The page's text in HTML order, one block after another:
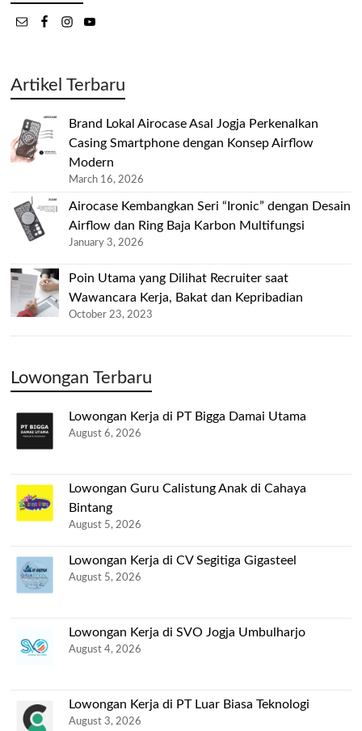
Artikel Terbaru
Brand Lokal Airocase Asal Jogja Perkenalkan
Casing Smartphone dengan Konsep Airflow
Modern
March 16, 2026
Airocase Kembangkan Seri “Ironic” dengan Desain
Airflow dan Ring Baja Karbon Multifungsi
January 3, 2026
Poin Utama yang Dilihat Recruiter saat
Wawancara Kerja, Bakat dan Kepribadian
October 23, 2023
Lowongan Terbaru
Lowongan Kerja di PT Bigga Damai Utama
August 6, 2026
Lowongan Guru Calistung Anak di Cahaya
Bintang
August 5, 2026
Lowongan Kerja di CV Segitiga Gigasteel
August 5, 2026
Lowongan Kerja di SVO Jogja Umbulharjo
August 4, 2026
Lowongan Kerja di PT Luar Biasa Teknologi
August 3, 2026